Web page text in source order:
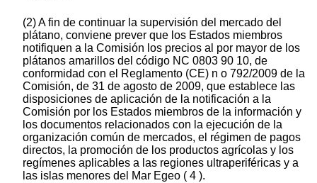
(2) A fin de continuar la supervisión del mercado del
plátano, conviene prever que los Estados miembros
notifiquen a la Comisión los precios al por mayor de los
plátanos amarillos del código NC 0803 90 10, de
conformidad con el Reglamento (CE) n o 792/2009 de la
Comisión, de 31 de agosto de 2009, que establece las
disposiciones de aplicación de la notificación a la
Comisión por los Estados miembros de la información y
los documentos relacionados con la ejecución de la
organización común de mercados, el régimen de pagos
directos, la promoción de los productos agrícolas y los
regímenes aplicables a las regiones ultraperiféricas y a
las islas menores del Mar Egeo ( 4 ).